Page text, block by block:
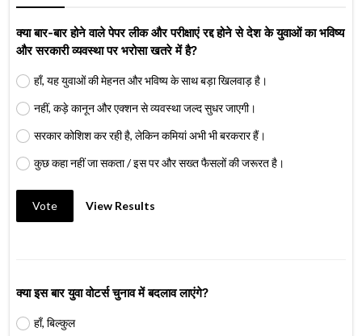
क्या बार-बार होने वाले पेपर लीक और परीक्षाएं रद्द होने से देश के युवाओं का भविष्य
और सरकारी व्यवस्था पर भरोसा खतरे में है?
हाँ, यह युवाओं की मेहनत और भविष्य के साथ बड़ा खिलवाड़ है।
नहीं, कड़े कानून और एक्शन से व्यवस्था जल्द सुधर जाएगी।
सरकार कोशिश कर रही है, लेकिन कमियां अभी भी बरकरार हैं।
कुछ कहा नहीं जा सकता / इस पर और सख्त फैसलों की जरूरत है।
Vote View Results
क्या इस बार युवा वोटर्स चुनाव में बदलाव लाएंगे?
हाँ, बिल्कुल